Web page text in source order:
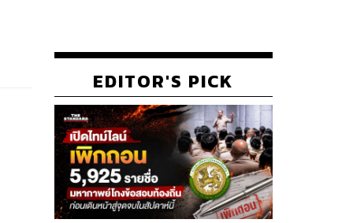
EDITOR'S PICK